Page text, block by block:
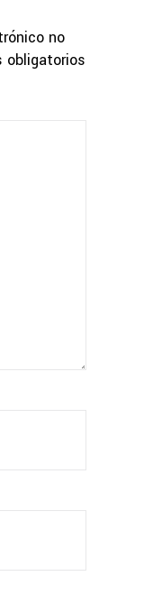
no
obligatorios